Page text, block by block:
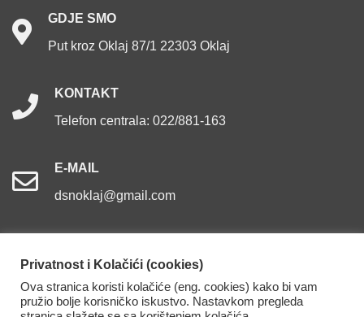
GDJE SMO
Put kroz Oklaj 87/1 22303 Oklaj
KONTAKT
Telefon centrala: 022/881-163
E-MAIL
dsnoklaj@gmail.com
Dom za starije osobe Oklaj. Sva prava pridržana.
Privatnost i Kolačići (cookies)
Ova stranica koristi kolačiće (eng. cookies) kako bi vam
pružio bolje korisničko iskustvo. Nastavkom pregleda